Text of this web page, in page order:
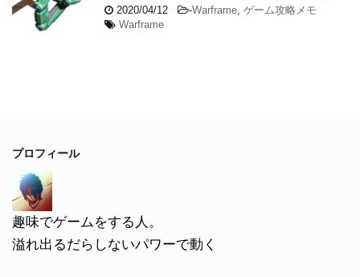
2020/04/12 -Warframe, ゲーム攻略メモ
Warframe
プロフィール
趣味でゲームをする人。
溢れ出るだらしないパワーで動く